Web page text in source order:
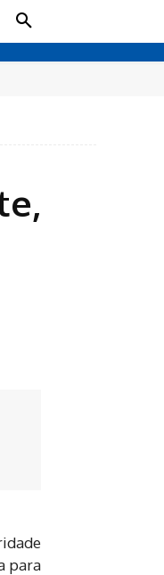
para